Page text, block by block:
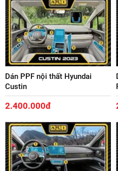
Dán PPF nội thất Hyundai
Custin
2.400.000đ